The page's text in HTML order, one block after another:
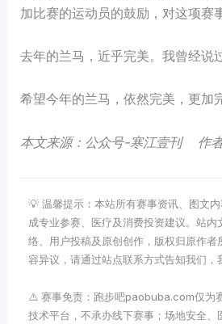
加比赛的运动员的鼓励，对这项赛
去年的兰马，近乎完美。我曾经说
希望今年的兰马，依然完美，更加
本文来源：公众号-寒江壹刊 作
💡 温馨提示：本站所有赛事资讯、图文
成专业参赛、医疗及消费投资建议。站内
络、用户投稿及原创创作，版权归原作者
容异议，请通过站点联系方式告知我们，
⚠️ 赛事免责：跑步吧paobuba.com仅为
技术平台，不承办线下赛事；场地安全、